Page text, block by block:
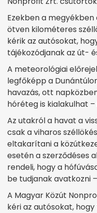
Ezekben a
ötven kilométeres
kérik az autósokat,
tájékozódjanak az út-
A meteorológiai
legfőképp a
havazás, ott
hóréteg is kialakulhat
Az utakról a havat a
csak a viharos
eltakarítani a
esetén a szerződéses
rendeli, hogy a
be tudjanak avatkozni
A Magyar Közút
kéri az autósokat,